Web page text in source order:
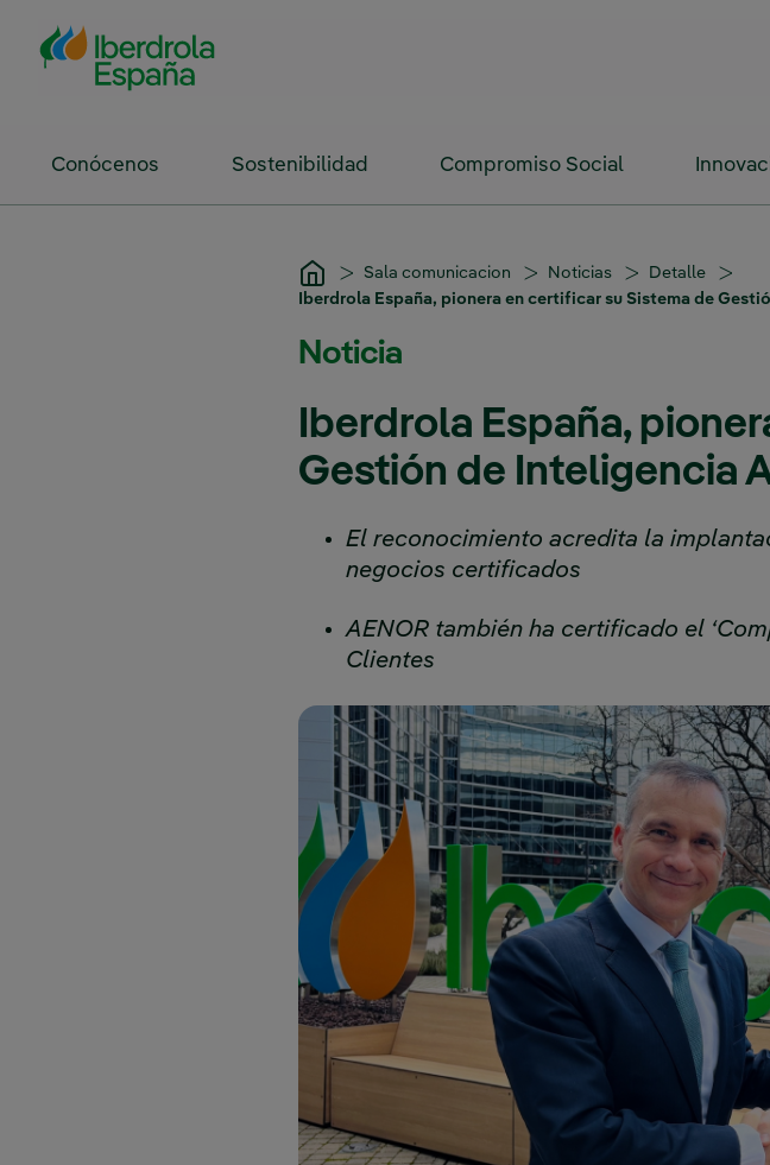
Saltar al contenido principal
Conócenos Sostenibilidad Compromiso Social
Sala comunicacion Noticias
Detalle
Iberdrola España, pionera en certificar su Sistema de
Noticia
Iberdrola España,
Gestión de Inteligencia
El reconocimiento acredita la
negocios certificados
AENOR también ha certificado el
Clientes